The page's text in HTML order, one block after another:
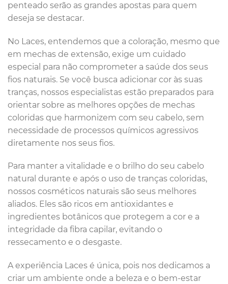
penteado serão as grandes apostas para quem
deseja se destacar.
No Laces, entendemos que a coloração, mesmo que
em mechas de extensão, exige um cuidado
especial para não comprometer a saúde dos seus
fios naturais. Se você busca adicionar cor às suas
tranças, nossos especialistas estão preparados para
orientar sobre as melhores opções de mechas
coloridas que harmonizem com seu cabelo, sem
necessidade de processos químicos agressivos
diretamente nos seus fios.
Para manter a vitalidade e o brilho do seu cabelo
natural durante e após o uso de tranças coloridas,
nossos cosméticos naturais são seus melhores
aliados. Eles são ricos em antioxidantes e
ingredientes botânicos que protegem a cor e a
integridade da fibra capilar, evitando o
ressecamento e o desgaste.
A experiência Laces é única, pois nos dedicamos a
criar um ambiente onde a beleza e o bem-estar